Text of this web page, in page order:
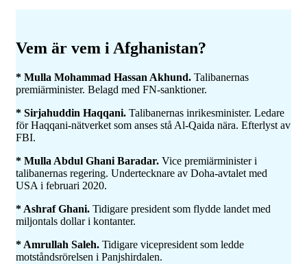
Vem är vem i Afghanistan?
* Mulla Mohammad Hassan Akhund. Talibanernas
premiärminister. Belagd med FN-sanktioner.
* Sirjahuddin Haqqani. Talibanernas inrikesminister. Ledare
för Haqqani-nätverket som anses stå Al-Qaida nära. Efterlyst av
FBI.
* Mulla Abdul Ghani Baradar. Vice premiärminister i
talibanernas regering. Undertecknare av Doha-avtalet med
USA i februari 2020.
* Ashraf Ghani. Tidigare president som flydde landet med
miljontals dollar i kontanter.
* Amrullah Saleh. Tidigare vicepresident som ledde
motståndsrörelsen i Panjshirdalen.